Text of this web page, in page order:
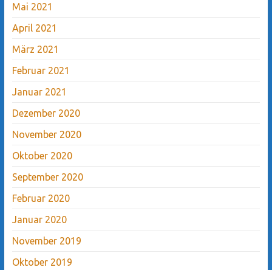
Mai 2021
April 2021
März 2021
Februar 2021
Januar 2021
Dezember 2020
November 2020
Oktober 2020
September 2020
Februar 2020
Januar 2020
November 2019
Oktober 2019